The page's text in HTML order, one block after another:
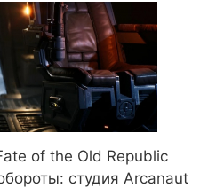
of the Old Republic
студия Arcanaut